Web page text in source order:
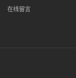
在线留言